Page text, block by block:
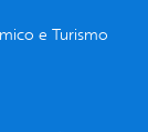
e Turismo